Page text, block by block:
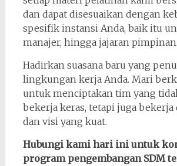
dan dapat disesuaikan dengan
spesifik instansi Anda, baik itu
manajer, hingga jajaran pimpinan.
Hadirkan suasana baru yang
lingkungan kerja Anda. Mari
untuk menciptakan tim yang
bekerja keras, tetapi juga
dan visi yang kuat.
Hubungi kami hari ini untuk
program pengembangan SDM